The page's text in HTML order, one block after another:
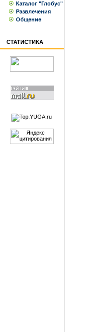
Каталог "Глобус"
Развлечения
Общение
СТАТИСТИКА